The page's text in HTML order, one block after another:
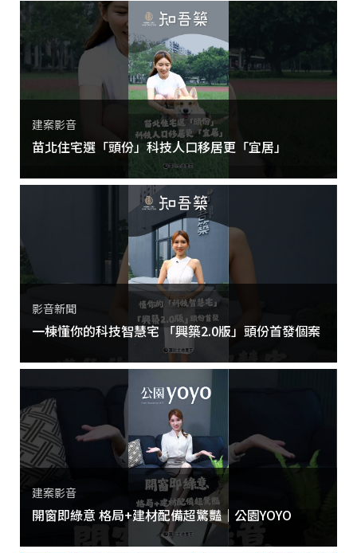
建案影音
苗北住宅選「頭份」科技人口移居更「宜居」
影音新聞
一棟懂你的科技智慧宅 「興築2.0版」頭份首發個案
建案影音
開窗即綠意 格局+建材配備超驚豔｜公園YOYO